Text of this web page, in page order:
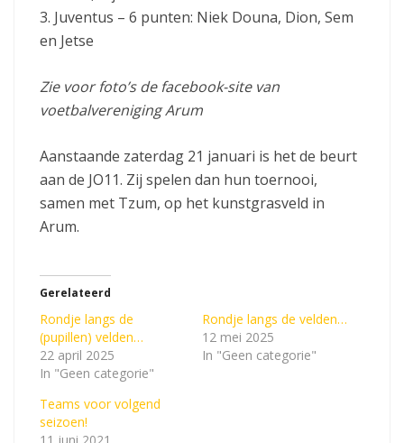
3. Juventus – 6 punten: Niek Douna, Dion, Sem
en Jetse
Zie voor foto’s de facebook-site van
voetbalvereniging Arum
Aanstaande zaterdag 21 januari is het de beurt
aan de JO11. Zij spelen dan hun toernooi,
samen met Tzum, op het kunstgrasveld in
Arum.
Gerelateerd
Rondje langs de
(pupillen) velden…
22 april 2025
In "Geen categorie"
Rondje langs de velden…
12 mei 2025
In "Geen categorie"
Teams voor volgend
seizoen!